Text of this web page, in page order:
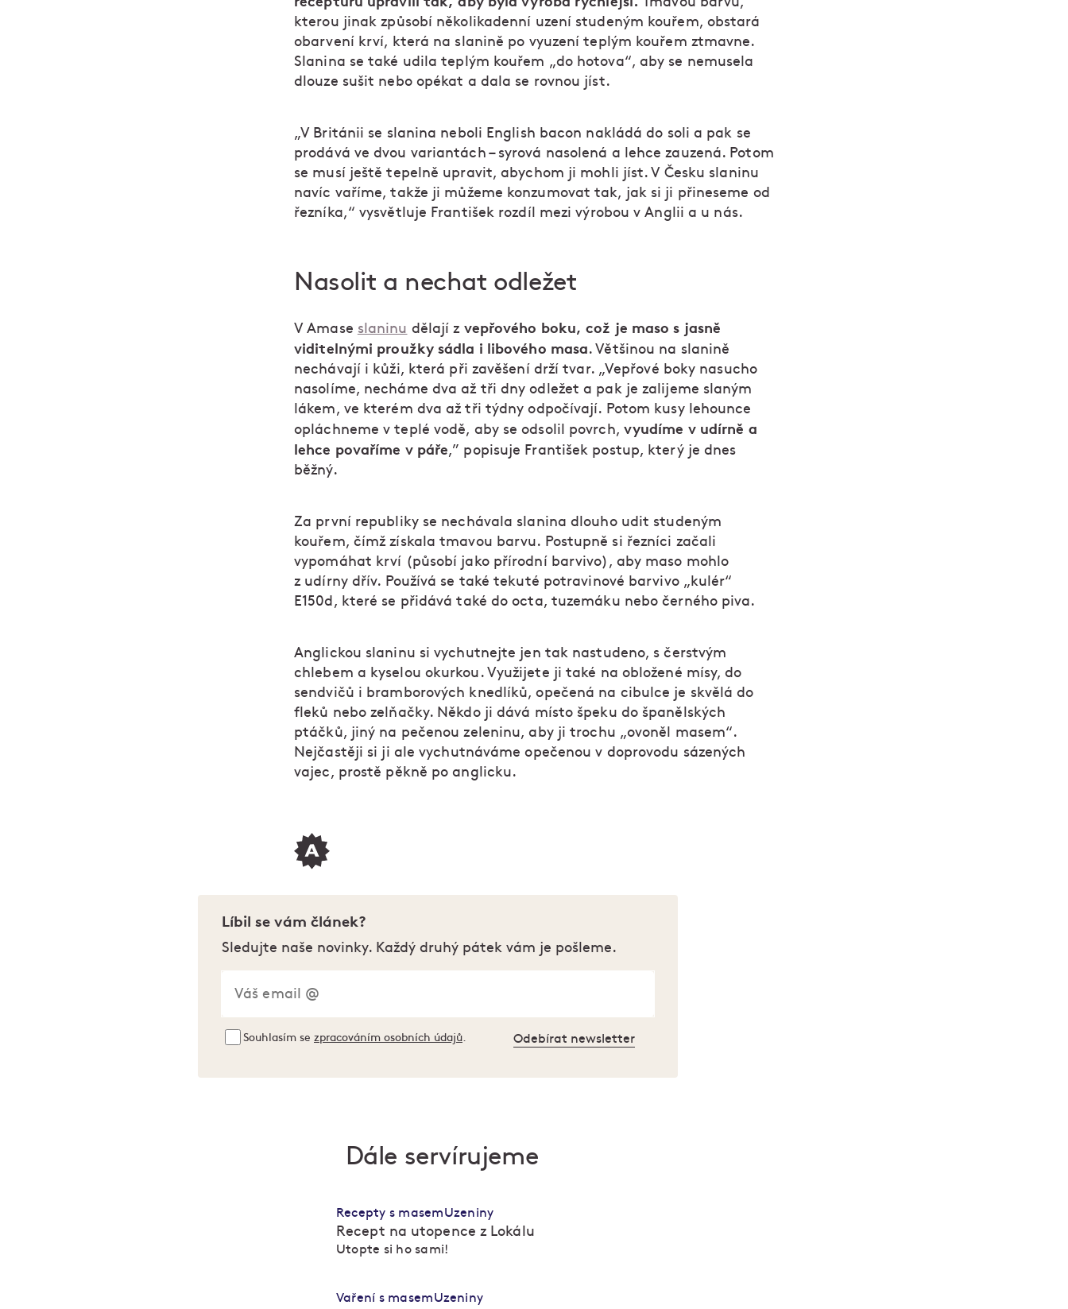
kterou jinak způsobí několikadenní uzení studeným kouřem, obstará
obarvení krví, která na slanině po vyuzení teplým kouřem ztmavne.
Slanina se také udila teplým kouřem „do hotova“, aby se nemusela
dlouze sušit nebo opékat a dala se rovnou jíst.
„V Británii se slanina neboli English bacon nakládá do soli a pak se
prodává ve dvou variantách – syrová nasolená a lehce zauzená. Potom
se musí ještě tepelně upravit, abychom ji mohli jíst. V Česku slaninu
navíc vaříme, takže ji můžeme konzumovat tak, jak si ji přineseme od
řezníka,“ vysvětluje František rozdíl mezi výrobou v Anglii a u nás.
Nasolit a nechat odležet
V Amase slaninu dělají z vepřového boku, což je maso s jasně
viditelnými proužky sádla i libového masa. Většinou na slanině
nechávají i kůži, která při zavěšení drží tvar. „Vepřové boky nasucho
nasolíme, necháme dva až tři dny odležet a pak je zalijeme slaným
lákem, ve kterém dva až tři týdny odpočívají. Potom kusy lehounce
opláchneme v teplé vodě, aby se odsolil povrch, vyudíme v udírně a
lehce povaříme v páře,” popisuje František postup, který je dnes
běžný.
Za první republiky se nechávala slanina dlouho udit studeným
kouřem, čímž získala tmavou barvu. Postupně si řezníci začali
vypomáhat krví (působí jako přírodní barvivo), aby maso mohlo
z udírny dřív. Používá se také tekuté potravinové barvivo „kulér“
E150d, které se přidává také do octa, tuzemáku nebo černého piva.
Anglickou slaninu si vychutnejte jen tak nastudeno, s čerstvým
chlebem a kyselou okurkou. Využijete ji také na obložené mísy, do
sendvičů i bramborových knedlíků, opečená na cibulce je skvělá do
fleků nebo zelňačky. Někdo ji dává místo špeku do španělských
ptáčků, jiný na pečenou zeleninu, aby ji trochu „ovoněl masem“.
Nejčastěji si ji ale vychutnáváme opečenou v doprovodu sázených
vajec, prostě pěkně po anglicku.
Líbil se vám článek?
Sledujte naše novinky. Každý druhý pátek vám je pošleme.
Odebírat newsletter
Souhlasím se zpracováním osobních údajů
Dále servírujeme
Recepty s masem Uzeniny
Recept na utopence z Lokálu
Utopte si ho sami!
Vaření s masem Uzeniny